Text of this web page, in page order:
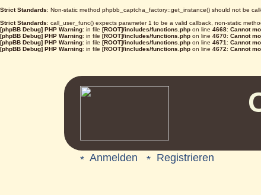
Strict Standards: Non-static method phpbb_captcha_factory::get_instance() should not be
Strict Standards: call_user_func() expects parameter 1 to be a valid callback, non-static
[phpBB Debug] PHP Warning: in file [ROOT]/includes/functions.php on line 4668: Cannot
[phpBB Debug] PHP Warning: in file [ROOT]/includes/functions.php on line 4670: Cannot
[phpBB Debug] PHP Warning: in file [ROOT]/includes/functions.php on line 4671 : Cannot
[phpBB Debug] PHP Warning: in file [ROOT]/includes/functions.php on line 4672: Cannot
Anmelden Registrieren